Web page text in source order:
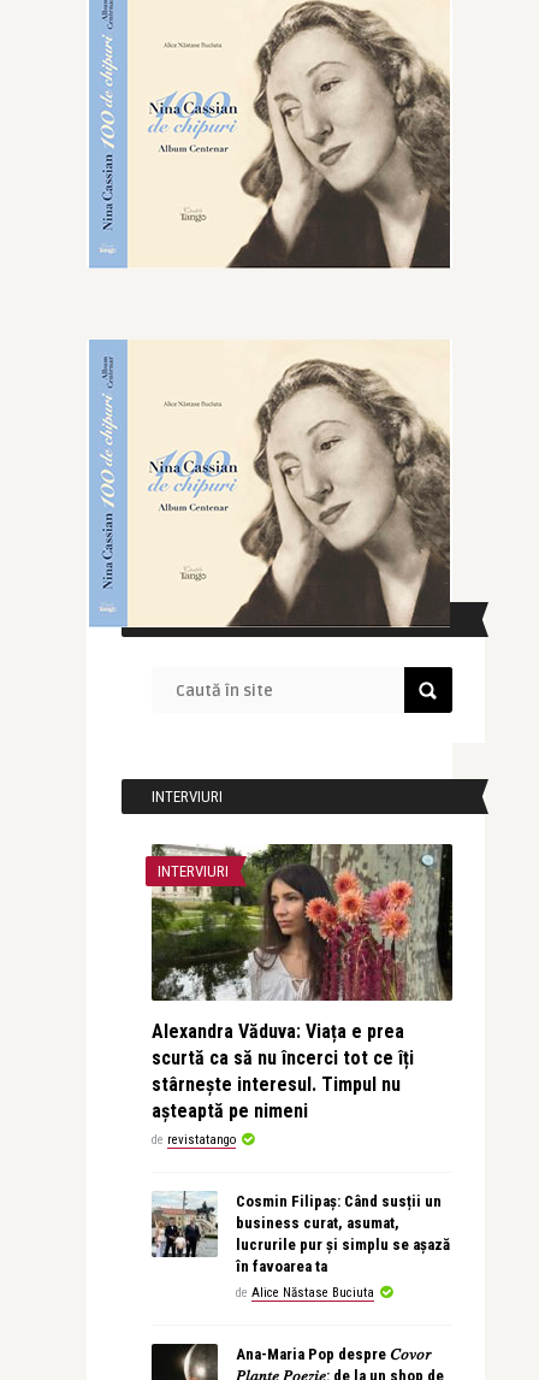
CAUTĂ ÎN SITE
INTERVIURI
INTERVIURI
Alexandra Văduva: Viața e prea
scurtă ca să nu încerci tot ce îți
stârnește interesul. Timpul nu
așteaptă pe nimeni
de revistatango
Cosmin Filipaș: Când susții un
business curat, asumat,
lucrurile pur și simplu se așază
în favoarea ta
de Alice Năstase Buciuta
Ana-Maria Pop despre 𝐶𝑜𝑣𝑜𝑟
𝑃𝑙𝑎𝑛𝑡𝑒 𝑃𝑜𝑒𝑧𝑖𝑒: de la un shop de